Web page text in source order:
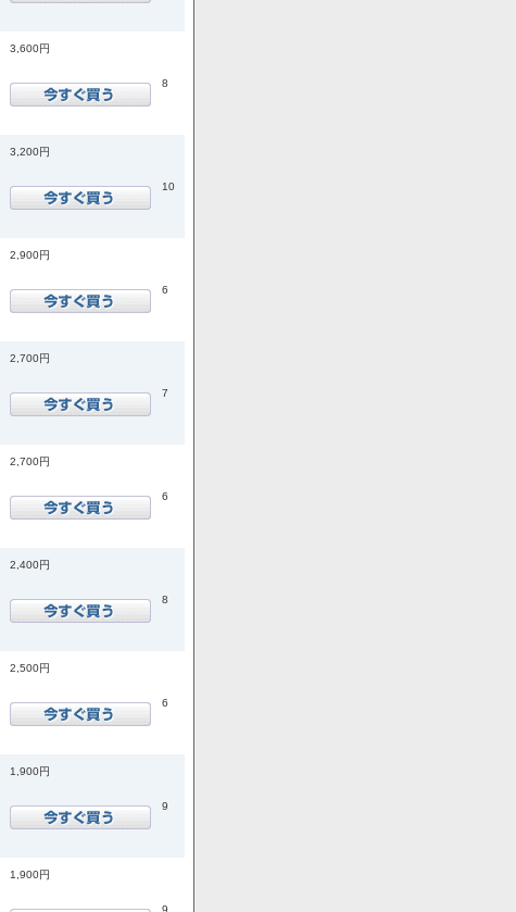
3,600円
8
3,200円
10
2,900円
6
2,700円
7
2,700円
6
2,400円
8
2,500円
6
1,900円
9
1,900円
9